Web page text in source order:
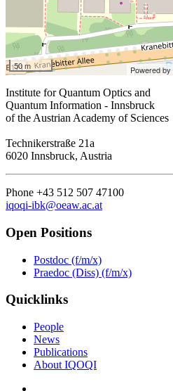
50 m Powered
Institute for Quantum Optics and
Quantum Information - Innsbruck
of the Austrian Academy of Sciences
Technikerstraße 21a
6020 Innsbruck, Austria
Phone +43 512 507 47100
iqoqi-ibk@oeaw.ac.at
Open Positions
Postdoc (f/m/x)
Praedoc (Diss) (f/m/x)
Quicklinks
People
News
Publications
About IQOQI